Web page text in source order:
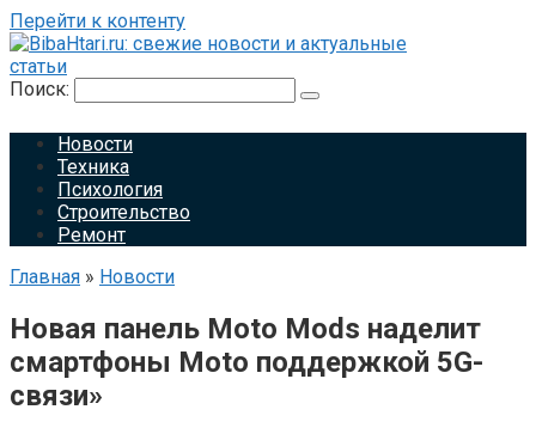
Перейти к контенту
Поиск:
Новости
Техника
Психология
Строительство
Ремонт
Главная » Новости
Новая панель Moto Mods наделит
смартфоны Moto поддержкой 5G-
связи»